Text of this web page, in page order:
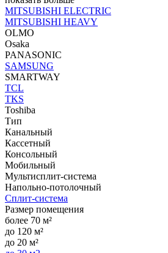
MITSUBISHI ELECTRIC
MITSUBISHI HEAVY
OLMO
Osaka
PANASONIC
SAMSUNG
SMARTWAY
TCL
TKS
Toshiba
Тип
Канальный
Кассетный
Консольный
Мобильный
Мультисплит-система
Напольно-потолочный
Сплит-система
Размер помещения
более 70 м²
до 120 м²
до 20 м²